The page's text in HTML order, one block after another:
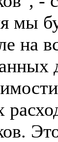
мы
на